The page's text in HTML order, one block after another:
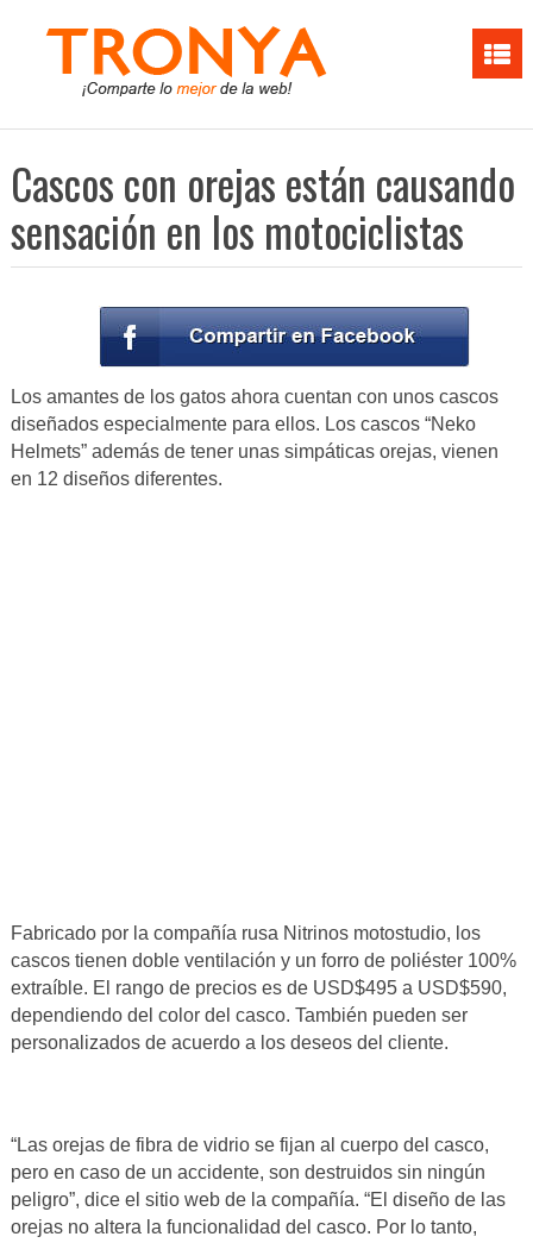
Cascos con orejas están causando
sensación en los motociclistas
Los amantes de los gatos ahora cuentan con unos cascos
diseñados especialmente para ellos. Los cascos “Neko
Helmets” además de tener unas simpáticas orejas, vienen
en 12 diseños diferentes.
Fabricado por la compañía rusa Nitrinos motostudio, los
cascos tienen doble ventilación y un forro de poliéster 100%
extraíble. El rango de precios es de USD$495 a USD$590,
dependiendo del color del casco. También pueden ser
personalizados de acuerdo a los deseos del cliente.
“Las orejas de fibra de vidrio se fijan al cuerpo del casco,
pero en caso de un accidente, son destruidos sin ningún
peligro”, dice el sitio web de la compañía. “El diseño de las
orejas no altera la funcionalidad del casco. Por lo tanto,